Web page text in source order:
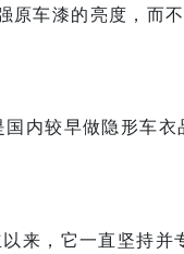
车漆的亮度，而
内较早做隐形车
来，它一直坚持并